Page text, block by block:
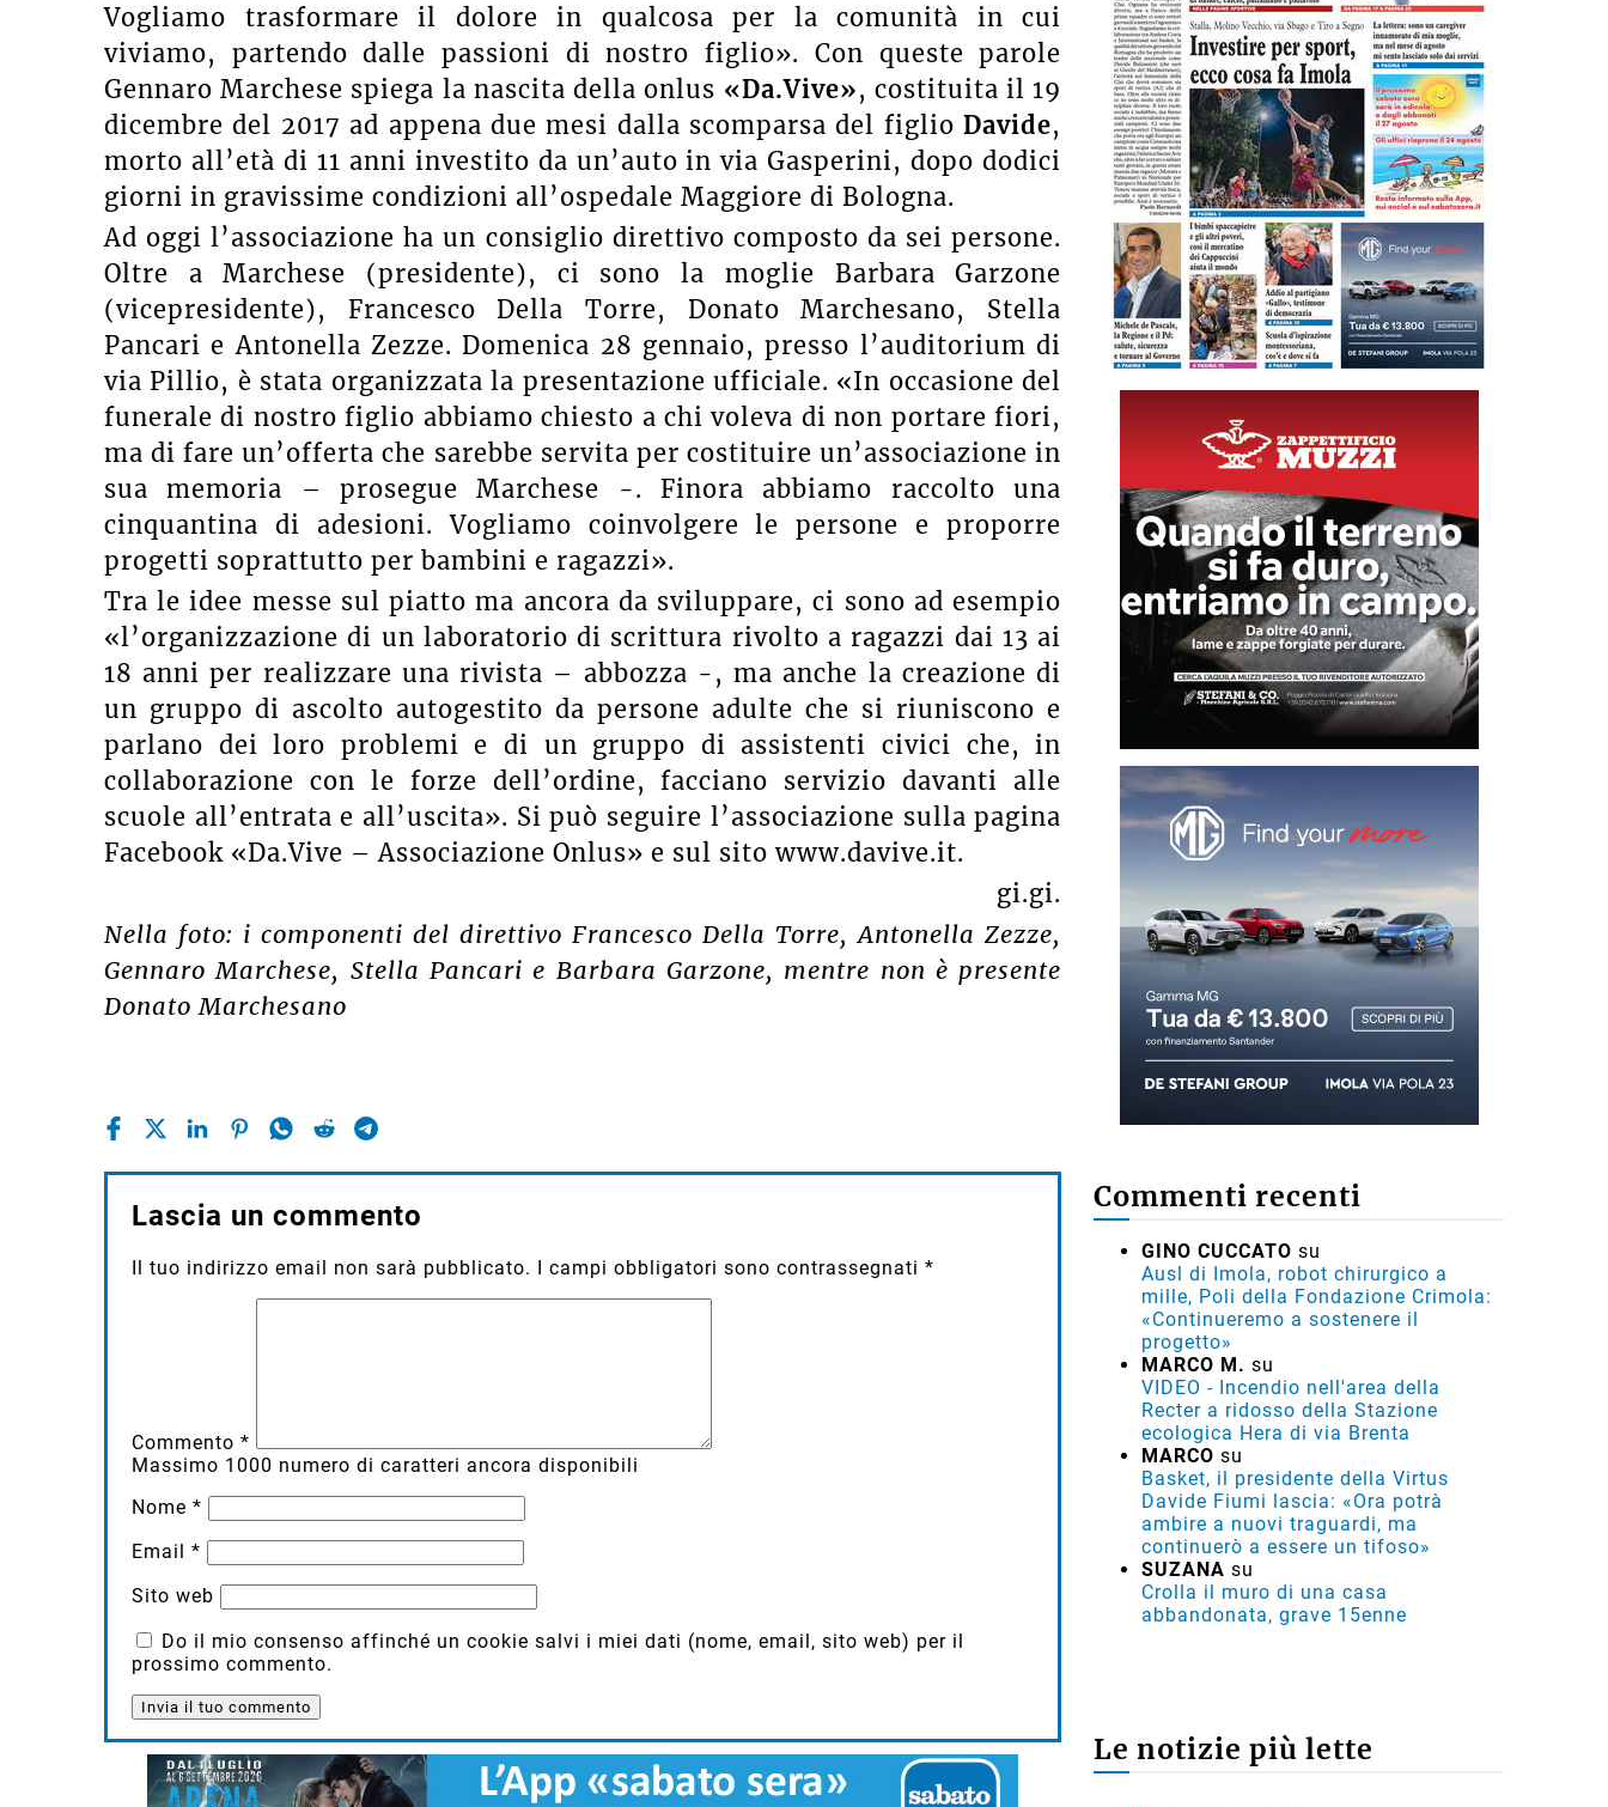
Vogliamo trasformare il dolore in qualcosa per la comunità in cui
viviamo, partendo dalle passioni di nostro figlio». Con queste parole
Gennaro Marchese spiega la nascita della onlus «Da.Vive», costituita il 19
dicembre del 2017 ad appena due mesi dalla scomparsa del figlioDavide,
morto all’età di 11 anni investito da un’auto in via Gasperini, dopo dodici
giorni in gravissime condizioni all’ospedale Maggiore di Bologna.
Ad oggi l’associazione ha un consiglio direttivo composto da sei persone.
Oltre a Marchese (presidente), ci sono la moglie Barbara Garzone
(vicepresidente), Francesco Della Torre, Donato Marchesano, Stella
Pancari e Antonella Zezze. Domenica 28 gennaio, presso l’auditorium di
via Pillio, è stata organizzata la presentazione ufficiale. «In occasione del
funerale di nostro figlio abbiamo chiesto a chi voleva di non portare fiori,
ma di fare un’offerta che sarebbe servita per costituire un’associazione in
sua memoria – prosegue Marchese -. Finora abbiamo raccolto una
cinquantina di adesioni. Vogliamo coinvolgere le persone e proporre
progetti soprattutto per bambini e ragazzi».
Tra le idee messe sul piatto ma ancora da sviluppare, ci sono ad esempio
«l’organizzazione di un laboratorio di scrittura rivolto a ragazzi dai 13 ai
18 anni per realizzare una rivista – abbozza -, ma anche la creazione di
un gruppo di ascolto autogestito da persone adulte che si riuniscono e
parlano dei loro problemi e di un gruppo di assistenti civici che, in
collaborazione con le forze dell’ordine, facciano servizio davanti alle
scuole all’entrata e all’uscita». Si può seguire l’associazione sulla pagina
Facebook «Da.Vive – Associazione Onlus» e sul sito www.davive.it.
gi.gi.
Nella foto: i componenti del direttivo Francesco Della Torre, Antonella Zezze,
Gennaro Marchese, Stella Pancari e Barbara Garzone, mentre non è presente
Donato Marchesano
Lascia un commento
Il tuo indirizzo email non sarà pubblicato. I campi obbligatori sono contrassegnati *
Commento *
Massimo 1000 numero di caratteri ancora disponibili
Nome *
Email *
Sito web
Do il mio consenso affinché un cookie salvi i miei dati (nome, email, sito web) per il
prossimo commento.
Commenti recenti
GINO CUCCATO su
Ausl di Imola, robot chirurgico a
mille, Poli della Fondazione Crimola:
«Continueremo a sostenere il
progetto»
MARCO M. su
VIDEO - Incendio nell'area della
Recter a ridosso della Stazione
ecologica Hera di via Brenta
MARCO su
Basket, il presidente della Virtus
Davide Fiumi lascia: «Ora potrà
ambire a nuovi traguardi, ma
continuerò a essere un tifoso»
SUZANA su
Crolla il muro di una casa
abbandonata, grave 15enne
Le notizie più lette